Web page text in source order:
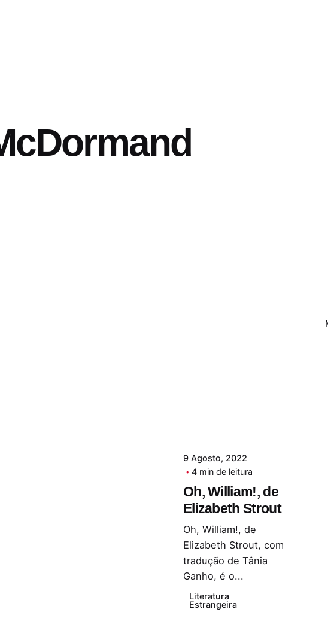
9 Agosto, 2022
4 min de leitura
Oh, William!, de
Elizabeth Strout
Oh, William!, de
Elizabeth Strout, com
tradução de Tânia
Ganho, é o...
Literatura
Estrangeira